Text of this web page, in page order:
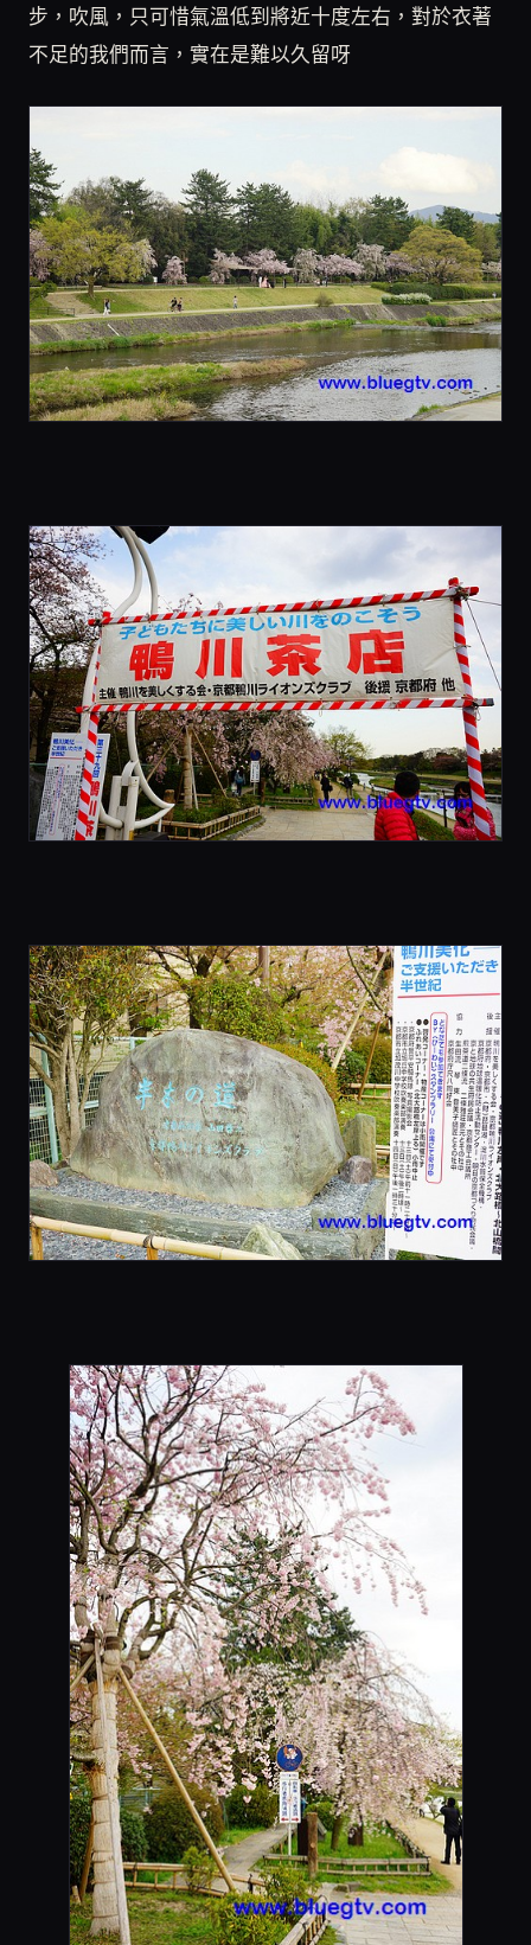
步，吹風，只可惜氣溫低到將近十度左右，對於衣著
不足的我們而言，實在是難以久留呀